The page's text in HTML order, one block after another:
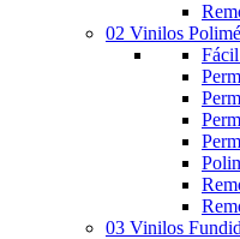
02 Vinilos
03 Vinilos